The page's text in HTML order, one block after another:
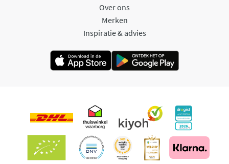
Over ons
Merken
Inspiratie & advies